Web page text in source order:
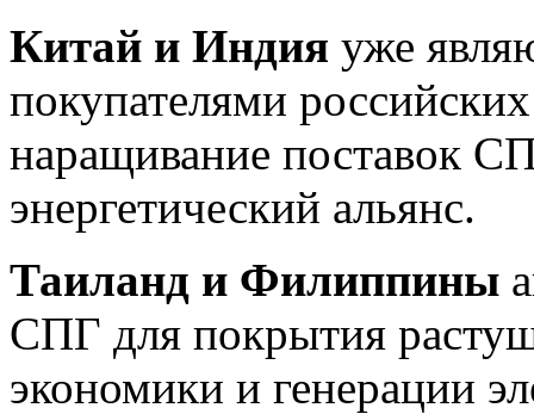
Китай и Индия уже
покупателями
наращивание поставок
энергетический альянс.
Таиланд и Филиппины
СПГ для покрытия
экономики и генерации